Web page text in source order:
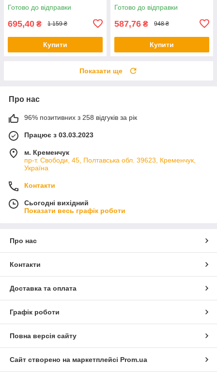
прикраса
Готово до відправки
695,40 ₴ 1 159 ₴
Купити
Готово до відправки
587,76 ₴ 948 ₴
Купити
Показати ще
Про нас
96% позитивних з 258 відгуків за рік
Працює з 03.03.2023
м. Кременчук
пр-т. Свободи, 45, Полтавська обл. 39623, Кременчук,
Україна
Контакти
Сьогодні вихідний
Показати весь графік роботи
Про нас
Контакти
Доставка та оплата
Графік роботи
Повна версія сайту
Сайт створено на маркетплейсі Prom.ua